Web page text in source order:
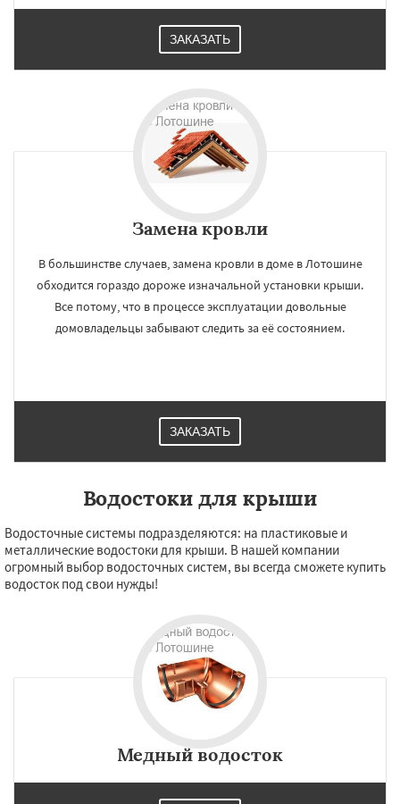
ЗАКАЗАТЬ
Замена кровли
В большинстве случаев, замена кровли в доме в Лотошине
обходится гораздо дороже изначальной установки крыши.
Все потому, что в процессе эксплуатации довольные
домовладельцы забывают следить за её состоянием.
ЗАКАЗАТЬ
Водостоки для крыши
Водосточные системы подразделяются: на пластиковые и
металлические водостоки для крыши. В нашей компании
огромный выбор водосточных систем, вы всегда сможете купить
водосток под свои нужды!
Медный водосток